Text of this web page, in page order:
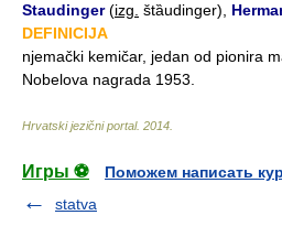
Staudinger(izg. štȁudinger),
DEFINICIJA
njemački kemičar, jedan od pionira
Nobelova nagrada 1953.
Hrvatski jezični portal. 2014
Игры ⚽
Поможем написать
statva